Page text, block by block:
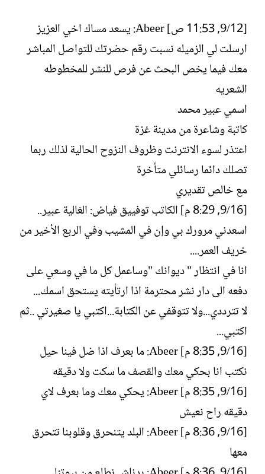
[12/‏9, 11:53 ص] Abeer: يسعد مساك اخي العزيز
ارسلت لي الزميله نسبت رقم حضرتك للتواصل المباشر
معك فيما يخص البحث عن فرص للنشر للمخطوطه
الشعريه
اسمي عبير محمد
كاتبة وشاعرة من مدينة غزة
اعتذر لسوء الانترنت وظروف النزوح الحالية لذلك ربما
تصلك دائما رسائلي متأخرة
مع خالص تقديري
[16/‏9, 8:29 م] الكاتب توفييق فياض: الغالية عبير..
اسعدني مرورك بي وإن في المشيب وفي الربع الأخير من
خريف العمر....
انا في انتظار " ديوانك "وساعمل كل ما في وسعي على
دفعه الى دار نشر محترمة اذا ارتأيته يستحق اسمك...
لا تترددي...ولا تتوقفي عن الكتابة...اكتبي يا صغيرتي ..ثم
اكتبي...
[16/‏9, 8:35 م] Abeer: ما بعرف اذا ضل فينا حيل
نكتب انا بحكي معك والقصف ما سكت ولا دقيقه
[16/‏9, 8:35 م] Abeer: يحكي معك وما بعرف لاي
دقيقه راح نعيش
[16/‏9, 8:36 م] Abeer: البلد يتنحرق وقلوبنا تتحرق
معها